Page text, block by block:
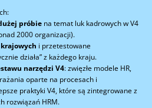
próbie na temat luk kadrowych w V4
2000 organizacji).
i przetestowane
działa” z każdego kraju.
narzędzi V4: zwięzłe modele HR,
oparte na procesach i
praktyki V4, które są zintegrowane z
rozwiązań HRM.